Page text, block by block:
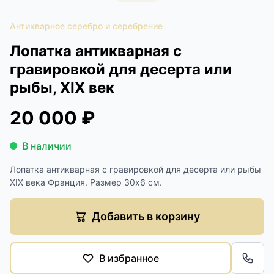
Антикварное серебро и серебрение
Лопатка антикварная с
гравировкой для десерта или
рыбы, XIX век
20 000 ₽
В наличии
Лопатка антикварная с гравировкой для десерта или рыбы
XIX века Франция. Размер 30х6 см.
Добавить в корзину
В избранное